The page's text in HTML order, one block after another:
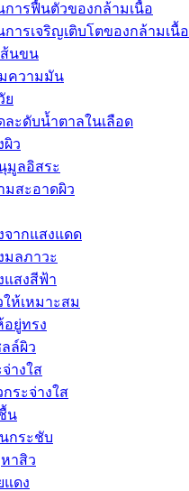
การฟื้นตัวของกล้ามเนื้อ
การเจริญเติบโตของกล้ามเนื้อ
ส้นขน
ความมัน
ย
ละดับน้ำตาลในเลือด
ผิว
มูลอิสระ
มสะอาดผิว
จากแสงแดด
มลภาวะ
แสงสีฟ้า
ห้เหมาะสม
อยู่ทรง
ล์ผิว
างใส
ระจ่างใส
น
กระชับ
าสิว
แดง